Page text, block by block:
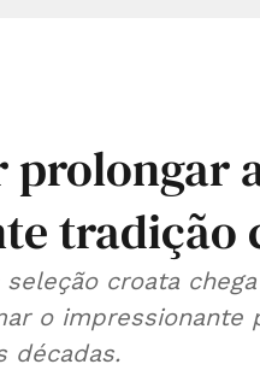
prolongar
tradição
croata
o impressionante
décadas.